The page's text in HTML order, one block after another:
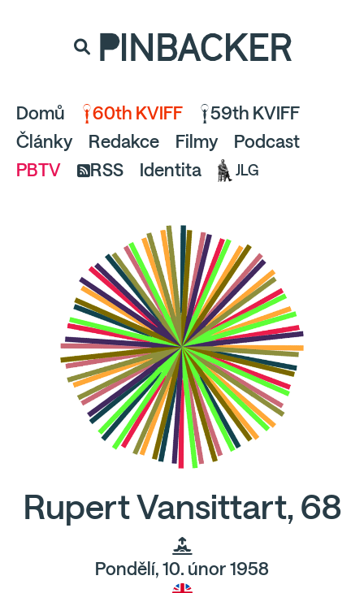
a pusťte se do čtení.
PINBACKER
Domů 60th KVIFF
59th KVIFF
Články
Redakce Filmy
Podcast
PBTV
RSS Identita JLG
Rupert Vansittart, 68
Pondělí, 10. únor 1958